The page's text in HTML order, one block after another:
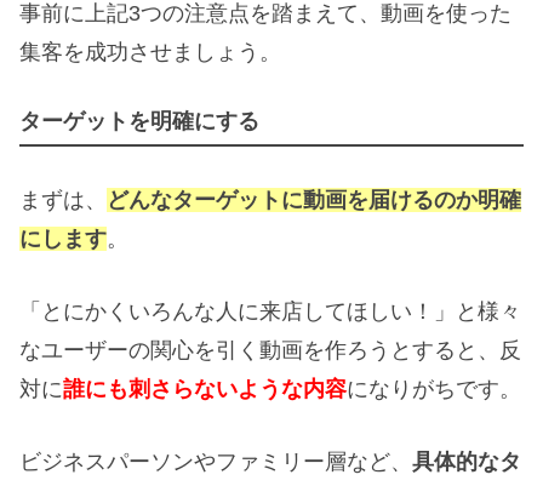
事前に上記3つの注意点を踏まえて、動画を使った
集客を成功させましょう。
ターゲットを明確にする
まずは、
どんなターゲットに動画を届けるのか明確
にします。
「とにかくいろんな人に来店してほしい！」と様々
なユーザーの関心を引く動画を作ろうとすると、反
対に誰にも刺さらないような内容になりがちです。
ビジネスパーソンやファミリー層など、 具体的なタ